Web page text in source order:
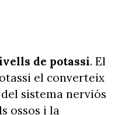
de potassi. El
el converteix
sistema nerviós
ossos i la